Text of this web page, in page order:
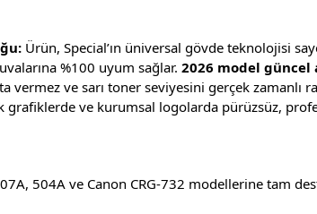
Ürün, Special’ın üniversal gövde teknolojisi
%100 uyum sağlar. 2026 model güncel
vermez ve sarı toner seviyesini gerçek zamanlı
grafiklerde ve kurumsal logolarda pürüzsüz,
504A ve Canon CRG-732 modellerine tam